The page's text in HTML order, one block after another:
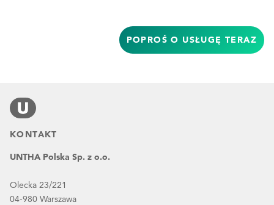
POPROŚ O USŁUGĘ TERAZ
KONTAKT
UNTHA Polska Sp. z o.o.
Olecka 23/221
04-980 Warszawa